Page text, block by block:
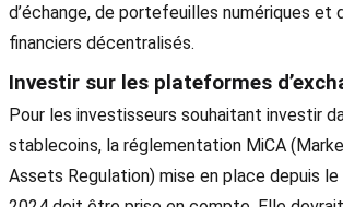
d’échange, de portefeuilles numériques et
financiers décentralisés.
Investir sur les plateformes
Pour les investisseurs souhaitant investir
stablecoins, la réglementation MiCA
Assets Regulation) mise en place depuis